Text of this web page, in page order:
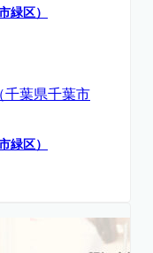
緑区）
緑区）